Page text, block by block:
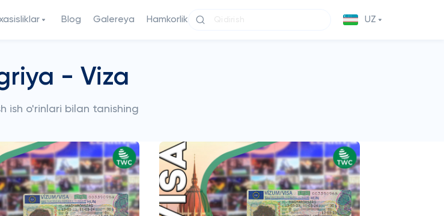
Blog Galereya Hamkorlik UZ
- Viza
ish o'rinlari bilan tanishing